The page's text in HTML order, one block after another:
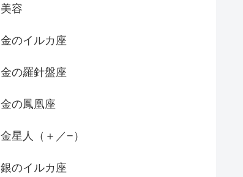
美容
金のイルカ座
金の羅針盤座
金の鳳凰座
金星人（＋／−）
銀のイルカ座